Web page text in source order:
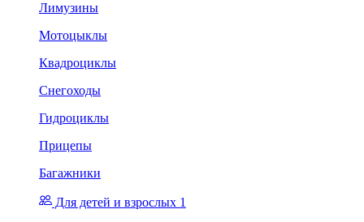
Лимузины
Мотоцыклы
Квадроциклы
Снегоходы
Гидроциклы
Прицепы
Багажники
Для детей и взрослых 1